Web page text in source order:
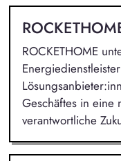
ROCKETHOME
Geschäftes in eine
verantwortliche